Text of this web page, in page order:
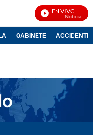
EN VIVO
Noticias
GABINETE ACCIDENTE